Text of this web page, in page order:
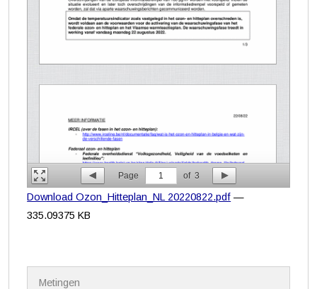
Page 1 of 3
Download Ozon_Hitteplan_NL 20220822.pdf —
335.09375 KB
Metingen